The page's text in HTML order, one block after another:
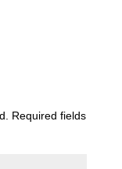
Required fields